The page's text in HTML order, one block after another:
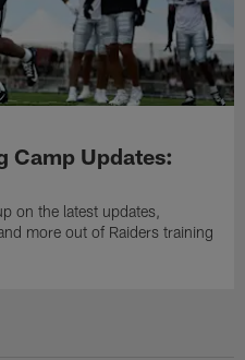
Camp Updates:
on the latest updates,
more out of Raiders training